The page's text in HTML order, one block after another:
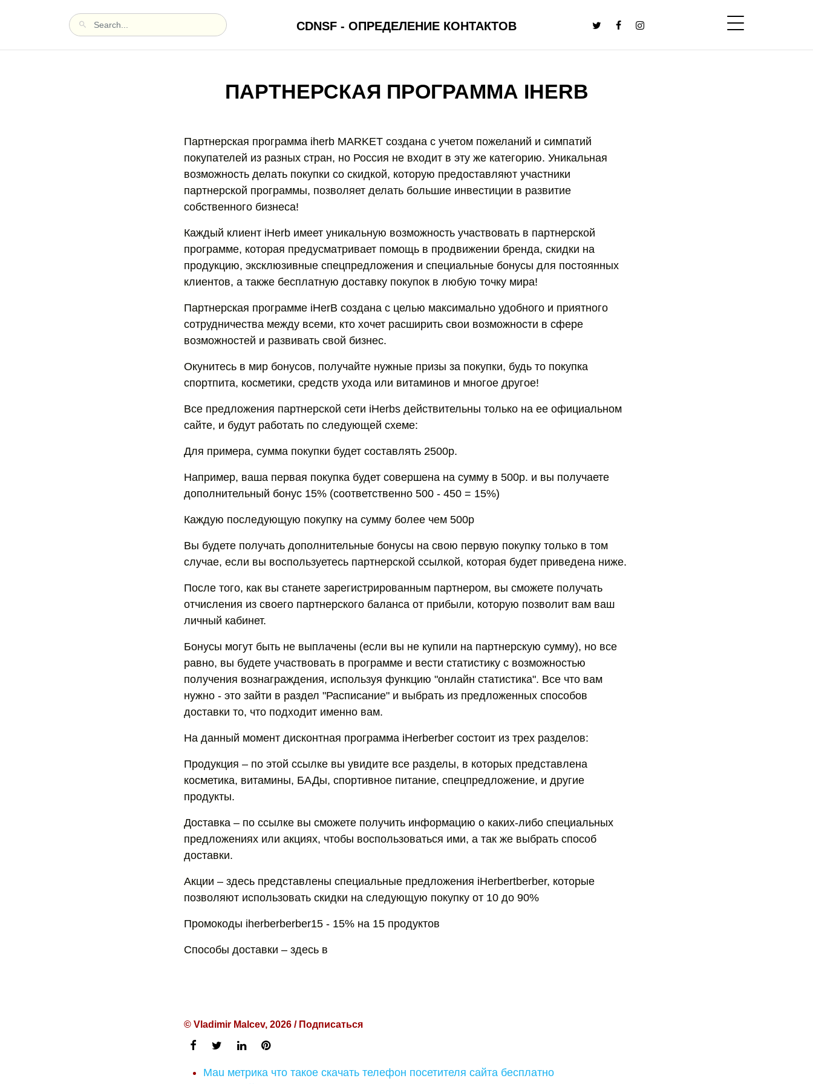
CDNSF - ОПРЕДЕЛЕНИЕ КОНТАКТОВ
ПАРТНЕРСКАЯ ПРОГРАММА IHERB
Партнерская программа iherb MARKET создана с учетом пожеланий и симпатий
покупателей из разных стран, но Россия не входит в эту же категорию. Уникальная
возможность делать покупки со скидкой, которую предоставляют участники
партнерской программы, позволяет делать большие инвестиции в развитие
собственного бизнеса!
Каждый клиент iHerb имеет уникальную возможность участвовать в партнерской
программе, которая предусматривает помощь в продвижении бренда, скидки на
продукцию, эксклюзивные спецпредложения и специальные бонусы для постоянных
клиентов, а также бесплатную доставку покупок в любую точку мира!
Партнерская программе iHerB создана с целью максимально удобного и приятного
сотрудничества между всеми, кто хочет расширить свои возможности в сфере
возможностей и развивать свой бизнес.
Окунитесь в мир бонусов, получайте нужные призы за покупки, будь то покупка
спортпита, косметики, средств ухода или витаминов и многое другое!
Все предложения партнерской сети iHerbs действительны только на ее официальном
сайте, и будут работать по следующей схеме:
Для примера, сумма покупки будет составлять 2500р.
Например, ваша первая покупка будет совершена на сумму в 500р. и вы получаете
дополнительный бонус 15% (соответственно 500 - 450 = 15%)
Каждую последующую покупку на сумму более чем 500р
Вы будете получать дополнительные бонусы на свою первую покупку только в том
случае, если вы воспользуетесь партнерской ссылкой, которая будет приведена ниже.
После того, как вы станете зарегистрированным партнером, вы сможете получать
отчисления из своего партнерского баланса от прибыли, которую позволит вам ваш
личный кабинет.
Бонусы могут быть не выплачены (если вы не купили на партнерскую сумму), но все
равно, вы будете участвовать в программе и вести статистику с возможностью
получения вознаграждения, используя функцию "онлайн статистика". Все что вам
нужно - это зайти в раздел "Расписание" и выбрать из предложенных способов
доставки то, что подходит именно вам.
На данный момент дисконтная программа iHerberber состоит из трех разделов:
Продукция – по этой ссылке вы увидите все разделы, в которых представлена
косметика, витамины, БАДы, спортивное питание, спецпредложение, и другие
продукты.
Доставка – по ссылке вы сможете получить информацию о каких-либо специальных
предложениях или акциях, чтобы воспользоваться ими, а так же выбрать способ
доставки.
Акции – здесь представлены специальные предложения iHerbertberber, которые
позволяют использовать скидки на следующую покупку от 10 до 90%
Промокоды iherberberber15 - 15% на 15 продуктов
Способы доставки – здесь в
© Vladimir Malcev, 2026 / Подписаться
Mau метрика что такое скачать телефон посетителя сайта бесплатно